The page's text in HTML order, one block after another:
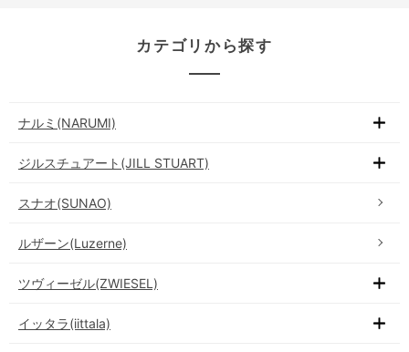
カテゴリから探す
ナルミ(NARUMI)
ジルスチュアート(JILL STUART)
スナオ(SUNAO)
ルザーン(Luzerne)
ツヴィーゼル(ZWIESEL)
イッタラ(iittala)